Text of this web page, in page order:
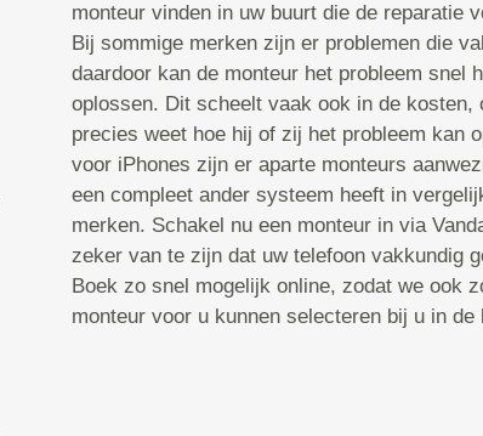
monteur vinden in uw buurt die de reparatie
Bij sommige merken zijn er problemen die
daardoor kan de monteur het probleem snel
oplossen. Dit scheelt vaak ook in de kosten,
precies weet hoe hij of zij het probleem kan
voor iPhones zijn er aparte monteurs
een compleet ander systeem heeft in
merken. Schakel nu een monteur in via
zeker van te zijn dat uw telefoon vakkundig
Boek zo snel mogelijk online, zodat we ook
monteur voor u kunnen selecteren bij u in